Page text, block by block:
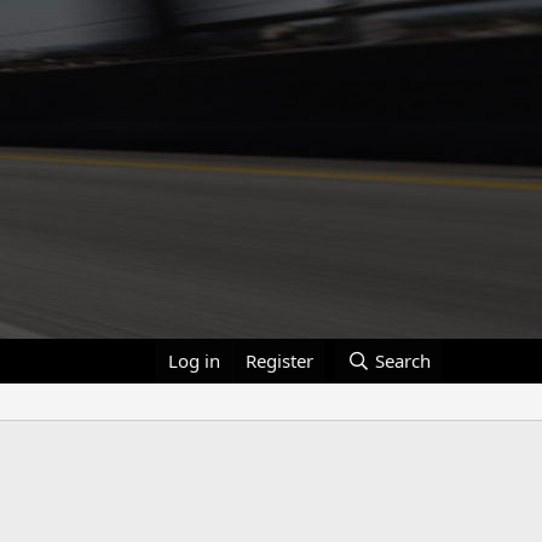
Log in Register Search